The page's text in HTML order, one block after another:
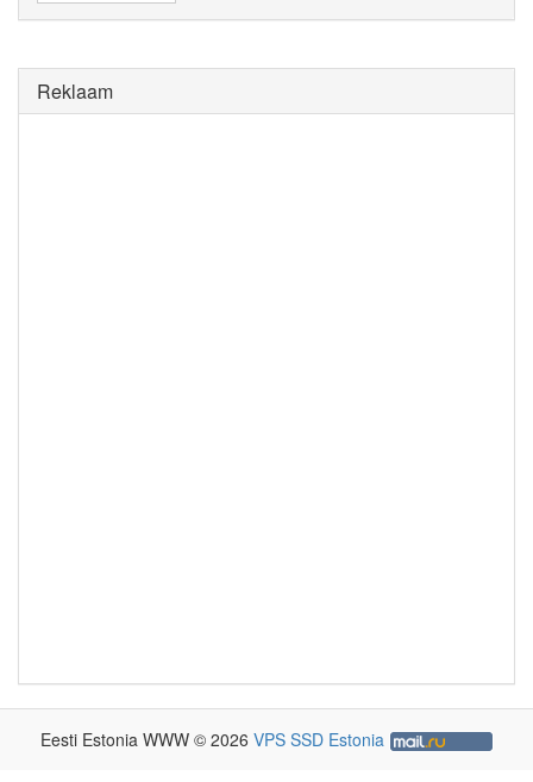
Reklaam
Eesti Estonia WWW © 2026 VPS SSD Estonia